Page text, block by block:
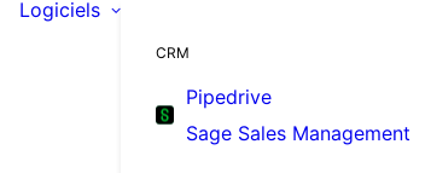
Logiciels
CRM
Pipedrive
Sage Sales Management